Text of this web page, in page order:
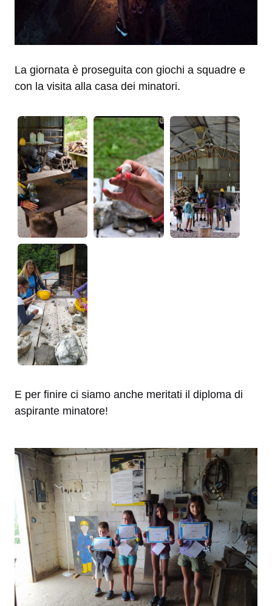
La giornata è proseguita con giochi a squadre e
con la visita alla casa dei minatori.
E per finire ci siamo anche meritati il diploma di
aspirante minatore!